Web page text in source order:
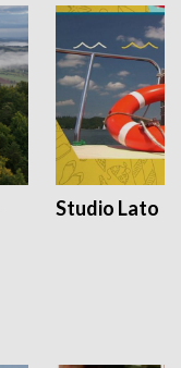
Studio Lato